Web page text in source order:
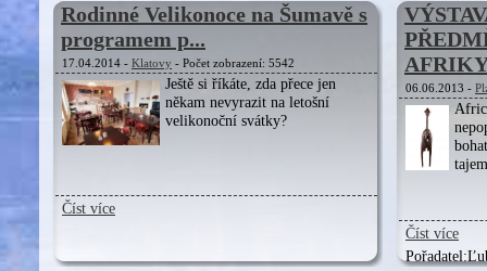
Rodinné Velikonoce na Šumavě s
programem p...
17.04.2014 - Klatovy - Počet zobrazení: 5542
Ještě si říkáte, zda přece jen
někam nevyrazit na letošní
velikonoční svátky?
Číst více
06.06.2013 -
Číst více
Pořadatel: